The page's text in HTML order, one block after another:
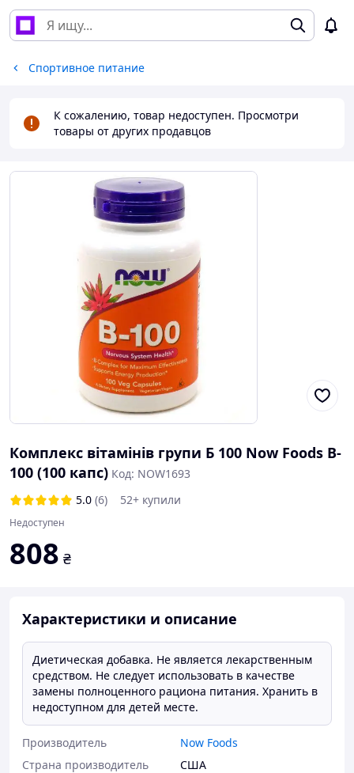
Спортивное питание
К сожалению, товар недоступен. Просмотри
товары от других продавцов
Комплекс вітамінів групи Б 100 Now Foods B-
100 (100 капс) Код: NOW1693
5.0 (6) 52+ купили
Недоступен
808 ₴
Характеристики и описание
Диетическая добавка. Не является лекарственным
средством. Не следует использовать в качестве
замены полноценного рациона питания. Хранить в
недоступном для детей месте.
Производитель
Now Foods
Страна производитель
США